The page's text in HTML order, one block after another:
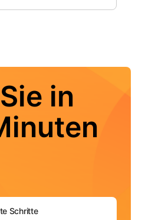
in
Schritte